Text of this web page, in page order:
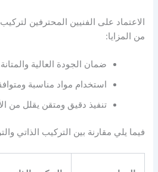
الاعتماد على الفنيين المحترفين
من المزايا:
ضمان الجودة العالية
استخدام مواد مناسبة
تنفيذ دقيق ومتقن يقلل من
فيما يلي مقارنة بين التركيب الذاتي